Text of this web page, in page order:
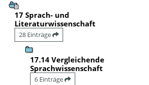
17 Sprach- und
Literaturwissenschaft
28 Einträge
17.14 Vergleichende
Sprachwissenschaft
6 Einträge